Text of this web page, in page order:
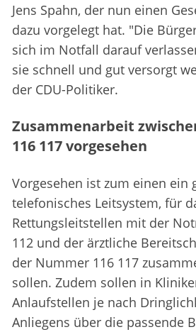
Jens Spahn, der nun einen
dazu vorgelegt hat. "Die
sich im Notfall darauf
sie schnell und gut versorgt
der CDU-Politiker.
Zusammenarbeit
116 117 vorgesehen
Vorgesehen ist zum einen ein
telefonisches Leitsystem, für
Rettungsleitstellen mit der
112 und der ärztliche
der Nummer 116 117
sollen. Zudem sollen in
Anlaufstellen je nach
Anliegens über die passende